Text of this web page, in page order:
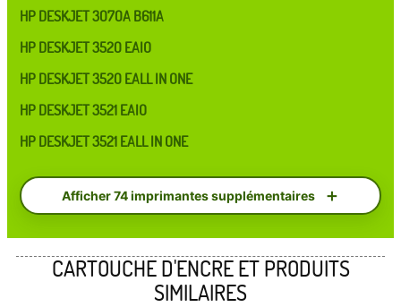
HP DESKJET 3070A B611A
HP DESKJET 3520 EAIO
HP DESKJET 3520 EALL IN ONE
HP DESKJET 3521 EAIO
HP DESKJET 3521 EALL IN ONE
Afficher 74 imprimantes supplémentaires
CARTOUCHE D'ENCRE ET PRODUITS
SIMILAIRES